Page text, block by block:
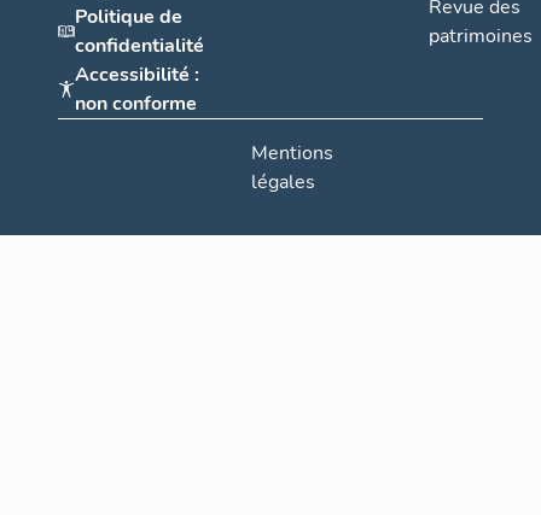
Politique de
confidentialité
Accessibilité :
non conforme
Revue des
patrimoines
Mentions
légales